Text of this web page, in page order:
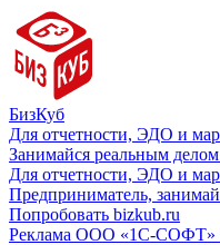
БизКуб
Для отчетности, ЭДО и
Занимайся реальным
Для отчетности, ЭДО и
Предприниматель,
Попробовать bizkub.ru
Реклама ООО «1С-СОФТ»